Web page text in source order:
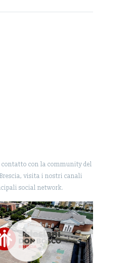
con la community del
visita i nostri canali
social network.